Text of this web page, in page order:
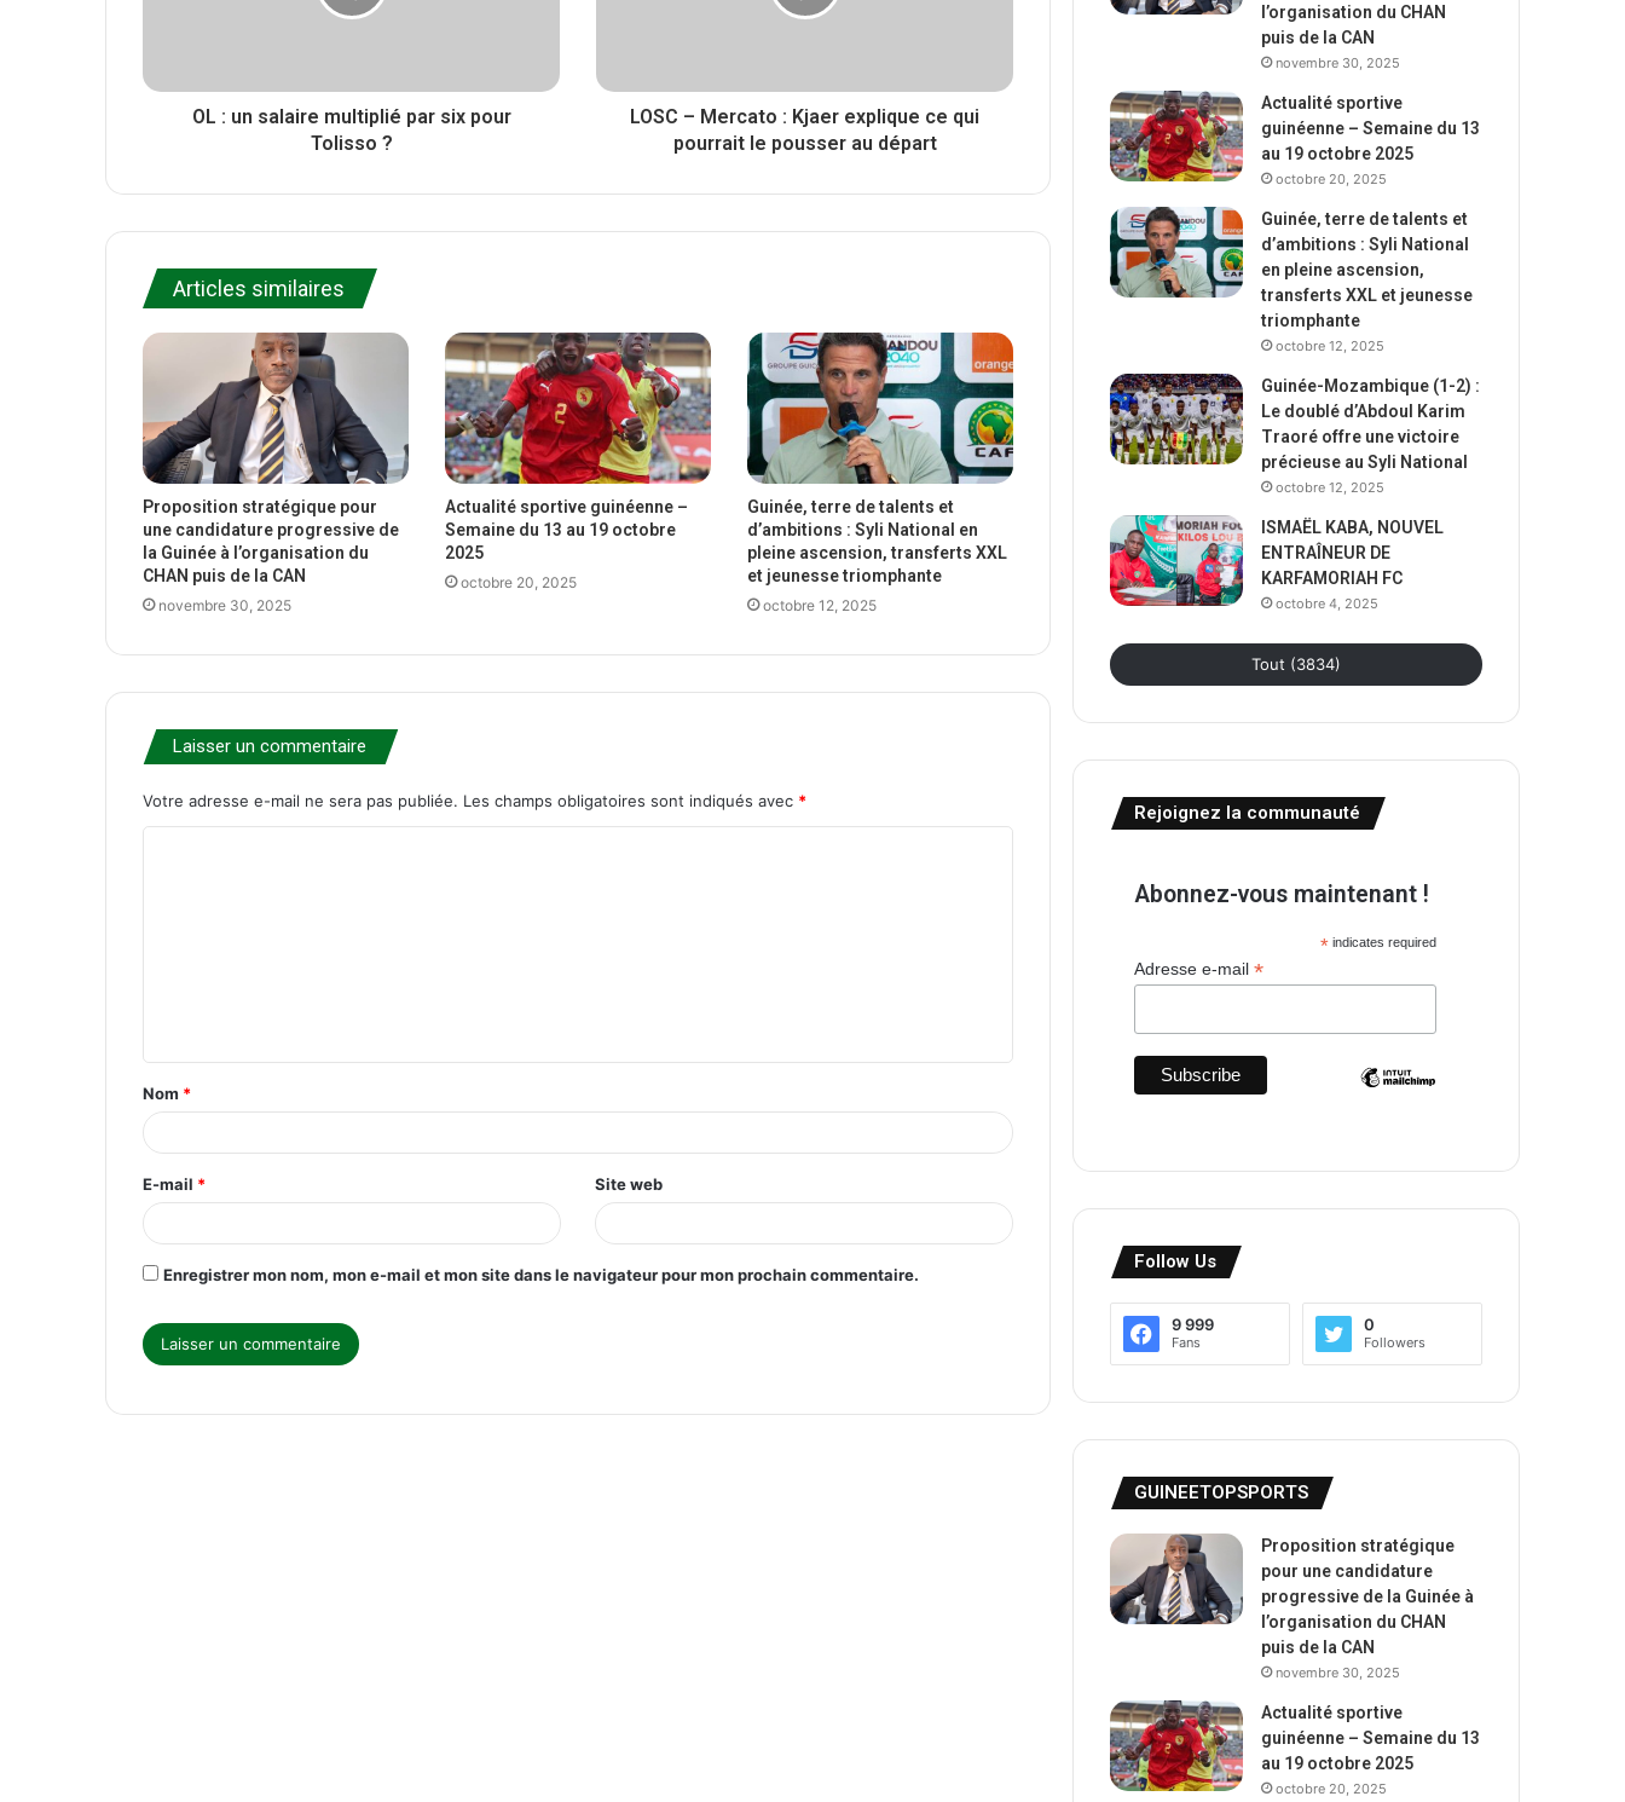
OL : un salaire multiplié par six pour
Tolisso ?
LOSC – Mercato : Kjaer explique ce qui
pourrait le pousser au départ
Articles similaires
Proposition stratégique pour
une candidature progressive de
la Guinée à l’organisation du
CHAN puis de la CAN
novembre 30, 2025
Actualité sportive guinéenne –
Semaine du 13 au 19 octobre
2025
octobre 20, 2025
Guinée, terre de talents et
d’ambitions : Syli National en
pleine ascension, transferts XXL
et jeunesse triomphante
octobre 12, 2025
Laisser un commentaire
Votre adresse e-mail ne sera pas publiée. Les champs obligatoires sont indiqués avec *
t
a
e
*
Nom *
E-mail * Site web
Enregistrer mon nom, mon e-mail et mon site dans le navigateur pour mon prochain commentaire.
l’organisation du CHAN
puis de la CAN
novembre 30, 2025
Actualité sportive
guinéenne – Semaine du 13
au 19 octobre 2025
octobre 20, 2025
Guinée, terre de talents et
d’ambitions : Syli National
en pleine ascension,
transferts XXL et jeunesse
triomphante
octobre 12, 2025
Guinée-Mozambique (1-2) :
Le doublé d’Abdoul Karim
Traoré offre une victoire
précieuse au Syli National
octobre 12, 2025
ISMAËL KABA, NOUVEL
ENTRAÎNEUR DE
KARFAMORIAH FC
octobre 4, 2025
Tout (3834)
Rejoignez la communauté
Abonnez-vous maintenant !
*indicates required
Adresse e-mail*
Follow Us
9 999
Fans
0
Followers
GUINEETOPSPORTS
Proposition stratégique
pour une candidature
progressive de la Guinée à
l’organisation du CHAN
puis de la CAN
novembre 30, 2025
Actualité sportive
guinéenne – Semaine du 13
au 19 octobre 2025
octobre 20, 2025